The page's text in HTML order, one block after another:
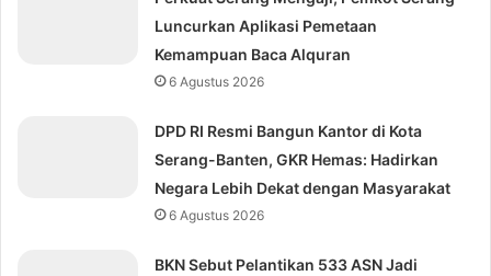
Luncurkan Aplikasi Pemetaan
Kemampuan Baca Alquran
6 Agustus 2026
DPD RI Resmi Bangun Kantor di Kota
Serang-Banten, GKR Hemas: Hadirkan
Negara Lebih Dekat dengan Masyarakat
6 Agustus 2026
BKN Sebut Pelantikan 533 ASN Jadi